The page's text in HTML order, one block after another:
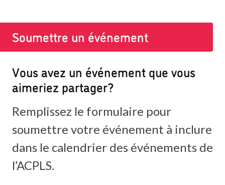
Soumettre un événement
Vous avez un événement que vous
aimeriez partager?
Remplissez le formulaire pour
soumettre votre événement à inclure
dans le calendrier des événements de
l’ACPLS.